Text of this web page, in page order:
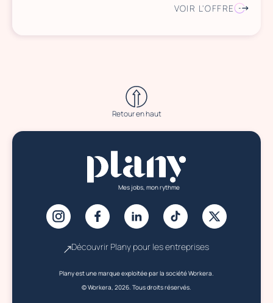
VOIR L'OFFRE
Retour en haut
Mes jobs, mon rythme
Découvrir Plany pour les entreprises
Plany est une marque exploitée par la société Workera.
© Workera, 2026. Tous droits réservés.